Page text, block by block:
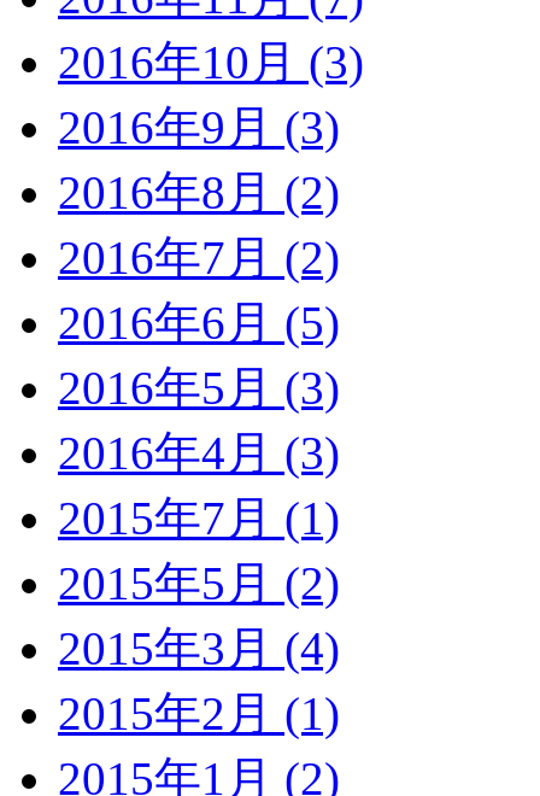
2016年10月 (3)
2016年9月 (3)
2016年8月 (2)
2016年7月 (2)
2016年6月 (5)
2016年5月 (3)
2016年4月 (3)
2015年7月 (1)
2015年5月 (2)
2015年3月 (4)
2015年2月 (1)
2015年1月 (2)